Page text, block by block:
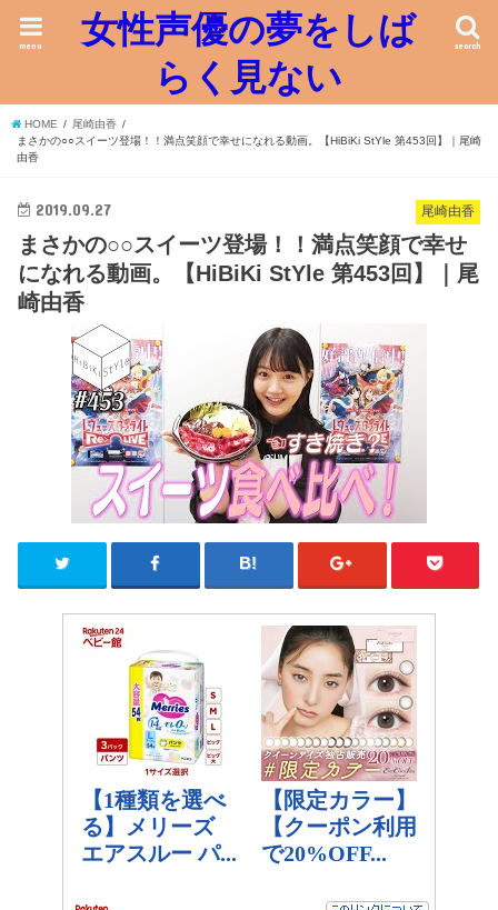
女性声優の夢をしば
らく見ない
search
menu
HOME
尾崎由香
まさかの○○スイーツ登場！！満点笑顔で幸せになれる動画。【HiBiKi StYle 第453回】｜尾崎
由香
尾崎由香
2019.09.27
まさかの○○スイーツ登場！！満点笑顔で幸せ
になれる動画。【HiBiKi StYle 第453回】｜尾
崎由香